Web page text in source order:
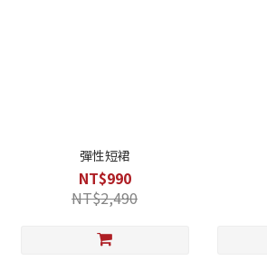
彈性短裙
NT$990
NT$2,490